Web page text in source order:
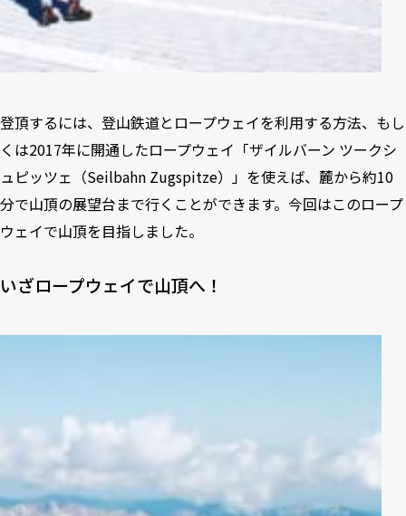
登頂するには、登山鉄道とロープウェイを利用する方法、もし
くは2017年に開通したロープウェイ「ザイルバーン ツークシ
ュピッツェ（Seilbahn Zugspitze）」を使えば、麓から約10
分で山頂の展望台まで行くことができます。今回はこのロープ
ウェイで山頂を目指しました。
いざロープウェイで山頂へ！